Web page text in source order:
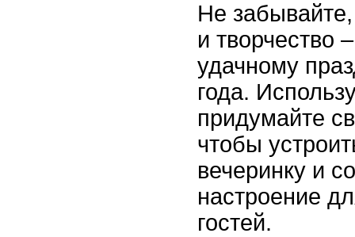
Не
и творчество
удачному
года.
придумайте
чтобы
вечеринку и
настроение
гостей.